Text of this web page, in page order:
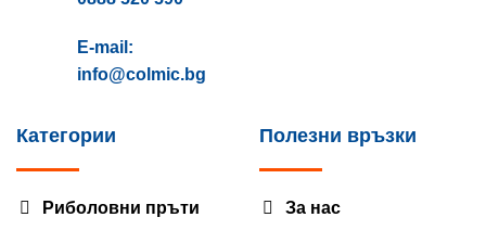
E-mail:
info@colmic.bg
Категории
Риболовни пръти
Полезни връзки
За нас